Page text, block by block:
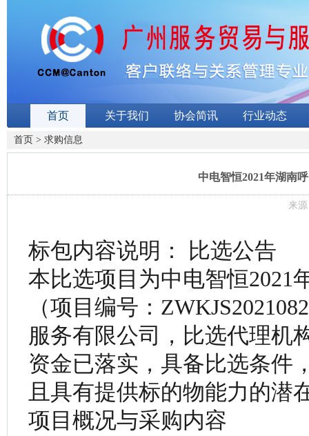
首页 关于我们 协会简讯 行业动态
首页 > 求购信息
中电智恒2021年湖南
来
标包内容说明： 比选公告
本比选项目为中电智恒2021
（项目编号：
服务有限公司，比选代理机
资金已落实，具备比选条件
且具有提供标的物能力的潜
项目概况与采购内容